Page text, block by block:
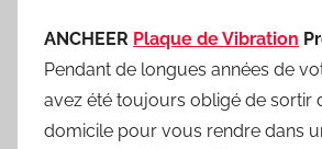
ANCHEER Plaque de Vibration
Pendant de longues années de
avez été toujours obligé de sortir
domicile pour vous rendre dans